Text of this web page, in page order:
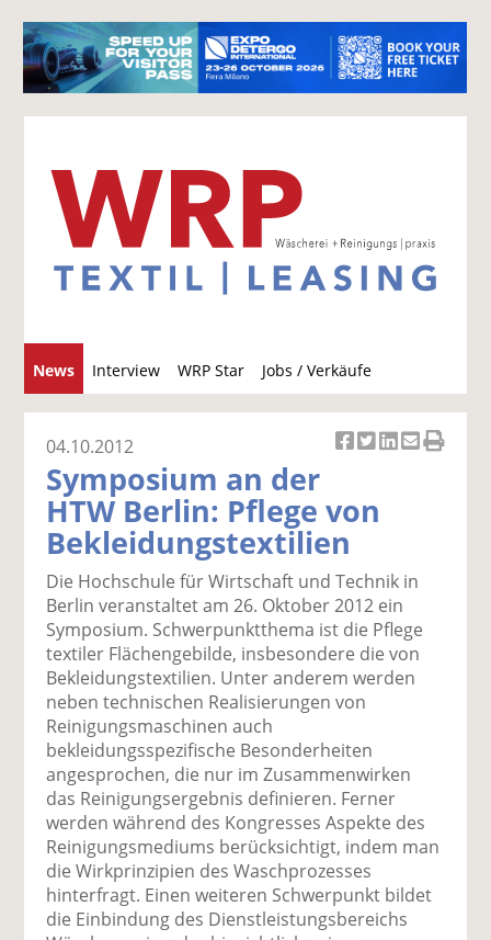
News Interview WRP Star Jobs / Verkäufe
u
c
k
el
a
uf
F
ac
e
b
o
k
te
il
e
n
k
wi
tt
er
n
uf
Li
n
k
e
il
e
n
er
E
m
ai
l
n
e
n
04.10.2012
Symposium an der
HTW Berlin: Pflege von
Bekleidungstextilien
Die Hochschule für Wirtschaft und Technik in
Berlin veranstaltet am 26. Oktober 2012 ein
Symposium. Schwerpunktthema ist die Pflege
textiler Flächengebilde, insbesondere die von
Bekleidungstextilien. Unter anderem werden
neben technischen Realisierungen von
Reinigungsmaschinen auch
bekleidungsspezifische Besonderheiten
angesprochen, die nur im Zusammenwirken
das Reinigungsergebnis definieren. Ferner
werden während des Kongresses Aspekte des
Reinigungsmediums berücksichtigt, indem man
die Wirkprinzipien des Waschprozesses
hinterfragt. Einen weiteren Schwerpunkt bildet
die Einbindung des Dienstleistungsbereichs